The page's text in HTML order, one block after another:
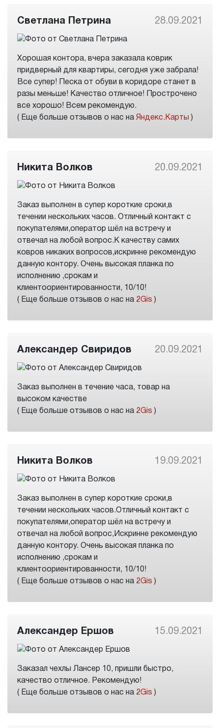
Светлана Петрина 28.09.2021
Хорошая контора, вчера заказала коврик
придверный для квартиры, сегодня уже забрала!
Все супер! Песка от обуви в коридоре станет в
разы меньше! Качество отличное! Прострочено
все хорошо! Всем рекомендую.
( Еще больше отзывов о нас на Яндекс.Карты )
Никита Волков 20.09.2021
Заказ выполнен в супер короткие сроки,в
течении нескольких часов. Отличный контакт с
покупателями,оператор шёл на встречу и
отвечал на любой вопрос.К качеству самих
ковров никаких вопросов,искринне рекомендую
данную контору. Очень высокая планка по
исполнению ,срокам и
клиентоориентированности, 10/10!
( Еще больше отзывов о нас на 2Gis )
Александер Свиридов 20.09.2021
Заказ выполнен в течение часа, товар на
высоком качестве
( Еще больше отзывов о нас на 2Gis )
Никита Волков 19.09.2021
Заказ выполнен в супер короткие сроки,в
течении нескольких часов.Отличный контакт с
покупателями,оператор шёл на встречу и
отвечал на любой вопрос,Искринне рекомендую
данную контору. Очень высокая планка по
исполнению ,срокам и
клиентоориентированности, 10/10!
( Еще больше отзывов о нас на 2Gis )
Александер Ершов 15.09.2021
Заказал чехлы Лансер 10, пришли быстро,
качество отличное. Рекомендую!
( Еще больше отзывов о нас на 2Gis )